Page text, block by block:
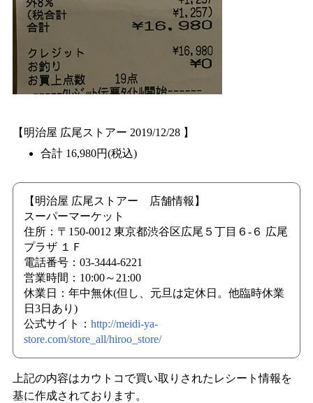
【明治屋 広尾ストアー 2019/12/28 】
合計 16,980円(税込)
【明治屋 広尾ストアー 店舗情報】
スーパーマーケット
住所：〒150-0012 東京都渋谷区広尾５丁目６-６ 広尾
プラザ １Ｆ
電話番号：03-3444-6221
営業時間：10:00～21:00
休業日：年中無休(但し、元旦は定休日。他臨時休業
日3日あり)
公式サイト： http://meidi-ya-
store.com/store_all/hiroo_store/
上記の内容はカウトコで買い取りされたレシート情報を
基に作成されております。